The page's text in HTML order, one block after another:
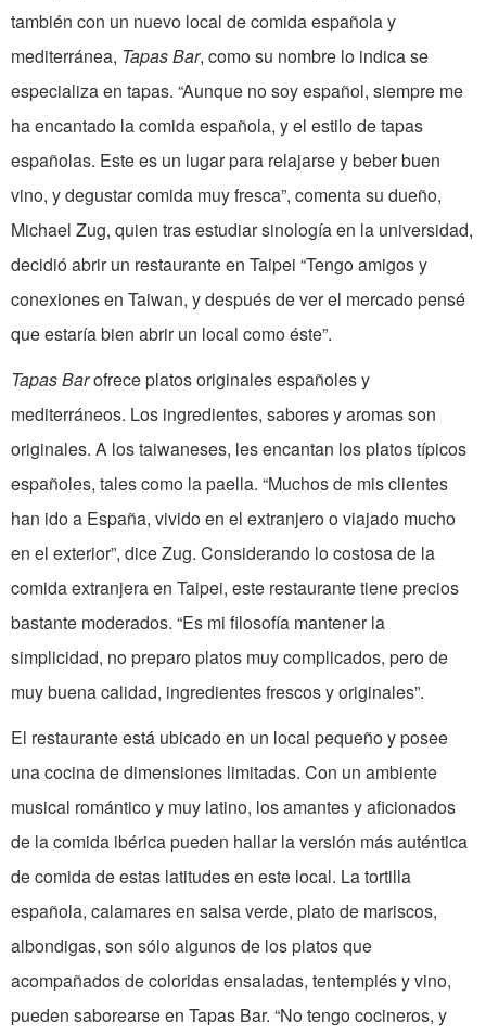
también con un nuevo local de comida española y
mediterránea, Tapas Bar, como su nombre lo indica se
especializa en tapas. “Aunque no soy español, siempre me
ha encantado la comida española, y el estilo de tapas
españolas. Este es un lugar para relajarse y beber buen
vino, y degustar comida muy fresca”, comenta su dueño,
Michael Zug, quien tras estudiar sinología en la universidad,
decidió abrir un restaurante en Taipei “Tengo amigos y
conexiones en Taiwan, y después de ver el mercado pensé
que estaría bien abrir un local como éste”.
Tapas Barofrece platos originales españoles y
mediterráneos. Los ingredientes, sabores y aromas son
originales. A los taiwaneses, les encantan los platos típicos
españoles, tales como la paella. “Muchos de mis clientes
han ido a España, vivido en el extranjero o viajado mucho
en el exterior”, dice Zug. Considerando lo costosa de la
comida extranjera en Taipei, este restaurante tiene precios
bastante moderados. “Es mi filosofía mantener la
simplicidad, no preparo platos muy complicados, pero de
muy buena calidad, ingredientes frescos y originales”.
El restaurante está ubicado en un local pequeño y posee
una cocina de dimensiones limitadas. Con un ambiente
musical romántico y muy latino, los amantes y aficionados
de la comida ibérica pueden hallar la versión más auténtica
de comida de estas latitudes en este local. La tortilla
española, calamares en salsa verde, plato de mariscos,
albondigas, son sólo algunos de los platos que
acompañados de coloridas ensaladas, tentempiés y vino,
pueden saborearse en Tapas Bar. “No tengo cocineros, y